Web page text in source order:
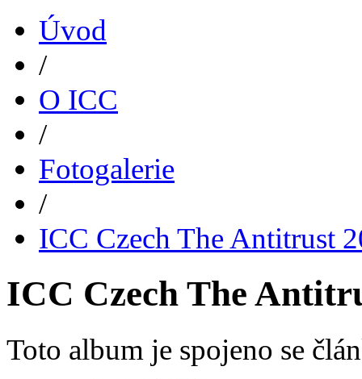
Úvod
/
O ICC
/
Fotogalerie
/
ICC Czech The Antitrust
ICC Czech The
Toto album je spojeno se